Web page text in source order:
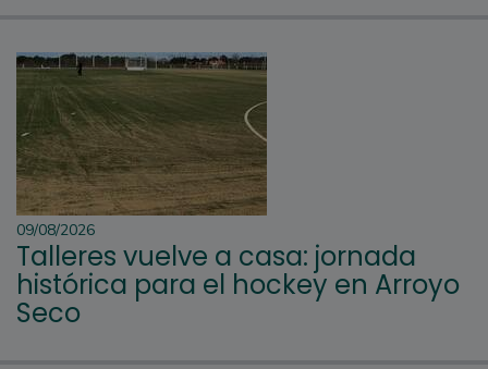
09/08/2026
Talleres vuelve a casa: jornada
histórica para el hockey en Arroyo
Seco